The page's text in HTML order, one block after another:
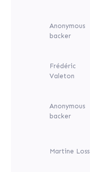
Anonymous
backer
Frédéric
Valeton
Anonymous
backer
Martine Loss